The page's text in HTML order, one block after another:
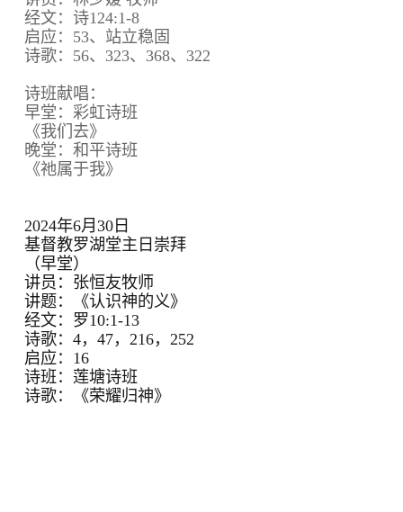
经文：诗124:1-8
启应：53、站立稳固
诗歌：56、323、368、322
诗班献唱：
早堂：彩虹诗班
《我们去》
晚堂：和平诗班
《祂属于我》
2024年6月30日
基督教罗湖堂主日崇拜
（早堂）
讲员：张恒友牧师
讲题：《认识神的义》
经文：罗10:1-13
诗歌：4，47，216，252
启应：16
诗班：莲塘诗班
诗歌：《荣耀归神》